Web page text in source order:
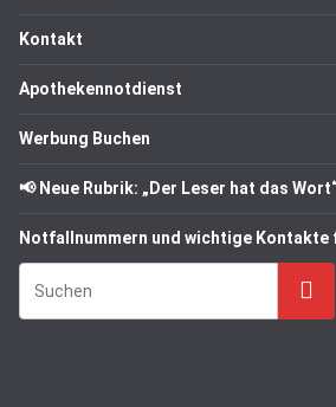
Kontakt
Apothekennotdienst
Werbung Buchen
📢 Neue Rubrik: „Der Leser hat das
Notfallnummern und wichtige Kontakte
Suchen